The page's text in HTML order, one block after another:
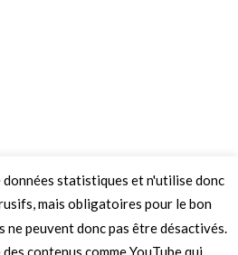
données statistiques et n'utilise donc
mais obligatoires pour le bon
peuvent donc pas être désactivés.
contenus comme YouTube qui